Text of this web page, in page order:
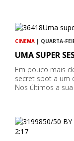
CINEMA | QUARTA-
UMA SUPER
Em pouco mais
secret spot a um
Nos últimos a